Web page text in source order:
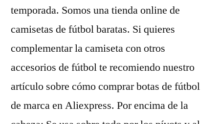
temporada. Somos una tienda online de
camisetas de fútbol baratas. Si quieres
complementar la camiseta con otros
accesorios de fútbol te recomiendo nuestro
artículo sobre cómo comprar botas de fútbol
de marca en Aliexpress. Por encima de la